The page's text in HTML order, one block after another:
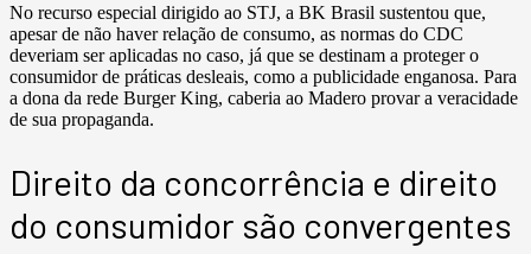
No recurso especial dirigido ao STJ, a BK Brasil sustentou que,
apesar de não haver relação de consumo, as normas do CDC
deveriam ser aplicadas no caso, já que se destinam a proteger o
consumidor de práticas desleais, como a publicidade enganosa. Para
a dona da rede Burger King, caberia ao Madero provar a veracidade
de sua propaganda.
Direito da concorrência e direito
do consumidor são convergentes